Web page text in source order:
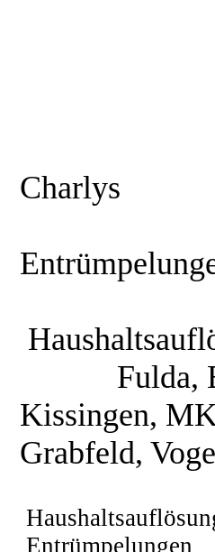
Fulda,
Kissingen,
Grabfeld,